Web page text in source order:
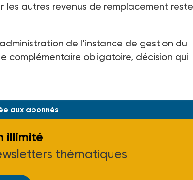
autres revenus de remplacement reste
de l’instance de gestion du
complémentaire obligatoire, décision qui
aux abonnés
illimité
thématiques